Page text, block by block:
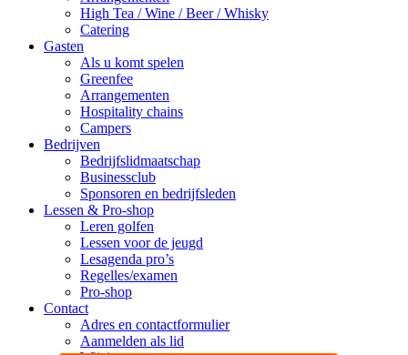
High Tea / Wine / Beer / Whisky
Catering
Gasten
Als u komt spelen
Greenfee
Arrangementen
Hospitality chains
Campers
Bedrijven
Bedrijfslidmaatschap
Businessclub
Sponsoren en bedrijfsleden
Lessen & Pro-shop
Leren golfen
Lessen voor de jeugd
Lesagenda pro’s
Regelles/examen
Pro-shop
Contact
Adres en contactformulier
Aanmelden als lid